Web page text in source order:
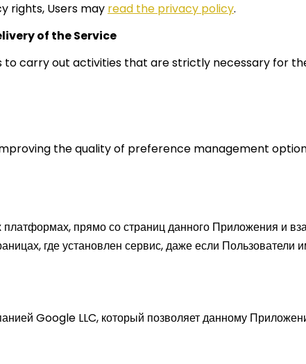
rights, Users may read the privacy policy.
of the Service
to carry out activities that are strictly necessary for
the quality of preference management
прямо со страниц данного Приложения и
где установлен сервис, даже если Пользователи
Google LLC, который позволяет данному